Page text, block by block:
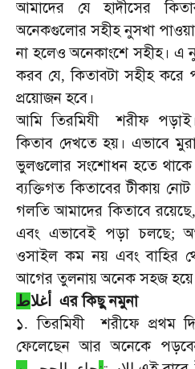
আমাদের
যে হাদীসের
অনেকগুলোর সহীহ নুসখা পাওয়া
না হলেও অনেকাংশে সহীহ। এ
করব যে,কিতাবটা সহীহ করে
প্রয়োজন হবে।
আমি তিরমিযী শরীফ পড়াই।
কিতাব দেখতে হয়। এভাবে
ভুলগুলোর সংশোধন হতে
ব্যক্তিগত কিতাবের টীকায় নোট
গলতি আমাদের কিতাবে রয়েছে
এবং এভাবেই পড়া চলছে;
ওসাইল কম নয় এবং বাহির
আগের তুলনায় অনেক সহজ হয়ে
أغلاط এর কিছু নমুনা
১.তিরমিযী শরীফে প্রথম
ফেলেছেন আর অনেকে